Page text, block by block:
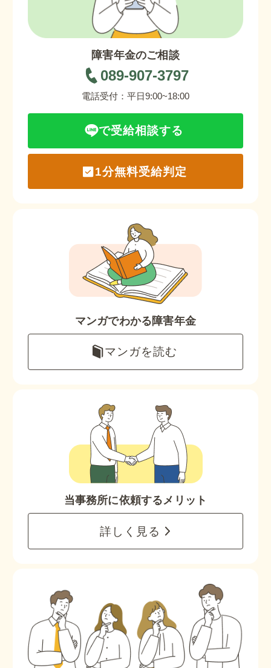
障害年金のご相談
089-907-3797
電話受付：平日9:00~18:00
で受給相談する
1分無料受給判定
マンガでわかる障害年金
マンガを読む
当事務所に依頼するメリット
詳しく見る